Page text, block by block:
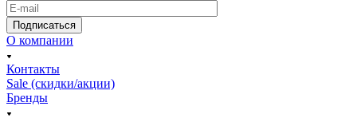
Подписаться
О компании
Контакты
Sale (скидки/акции)
Бренды